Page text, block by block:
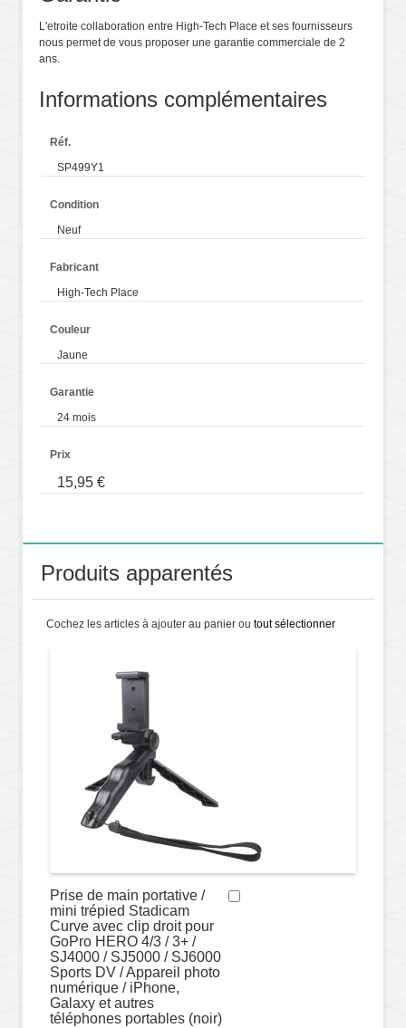
L'etroite collaboration entre High-Tech Place et ses fournisseurs
nous permet de vous proposer une garantie commerciale de 2
ans.
Informations complémentaires
Réf.
SP499Y1
Condition
Neuf
Fabricant
High-Tech Place
Couleur
Jaune
Garantie
24 mois
Prix
15,95 €
Produits apparentés
Cochez les articles à ajouter au panier ou tout sélectionner
Prise de main portative /
mini trépied Stadicam
Curve avec clip droit pour
GoPro HERO 4/3 / 3+ /
SJ4000 / SJ5000 / SJ6000
Sports DV / Appareil photo
numérique / iPhone,
Galaxy et autres
téléphones portables (noir)